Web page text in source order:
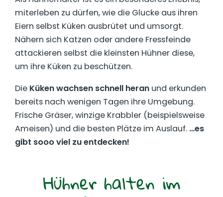
miterleben zu dürfen, wie die Glucke aus ihren
Eiern selbst Küken ausbrütet und umsorgt.
Nähern sich Katzen oder andere Fressfeinde
attackieren selbst die kleinsten Hühner diese,
um ihre Küken zu beschützen.
Die Küken wachsen schnell heran und erkunden
bereits nach wenigen Tagen ihre Umgebung.
Frische Gräser, winzige Krabbler (beispielsweise
Ameisen) und die besten Plätze im Auslauf. …es
gibt sooo viel zu entdecken!
Hühner halten im